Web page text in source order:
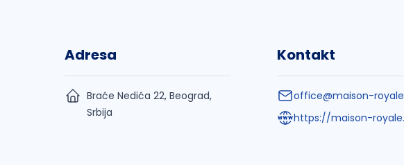
Adresa
Braće Nedića 22, Beograd,
Srbija
Kontakt
office@maison-
https://maison-